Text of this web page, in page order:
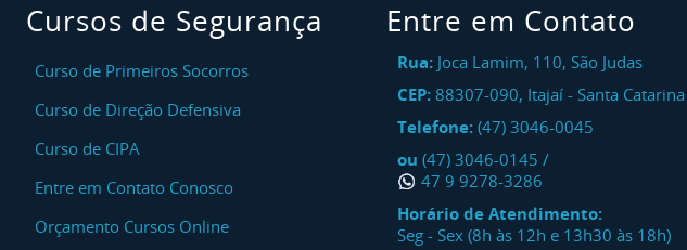
Cursos de Segurança
Curso de Primeiros Socorros
Curso de Direção Defensiva
Curso de CIPA
Entre em Contato Conosco
Orçamento Cursos Online
Entre em Contato
Rua: Joca Lamim, 110, São Judas
CEP: 88307-090, Itajaí - Santa Catarina
Telefone: (47) 3046-0045
ou (47) 3046-0145 /
47 9 9278-3286
Horário de Atendimento:
Seg - Sex (8h às 12h e 13h30 às 18h)